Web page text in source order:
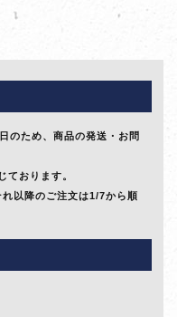
のため、商品の発送・お問
ております。
以降のご注文は1/7から順